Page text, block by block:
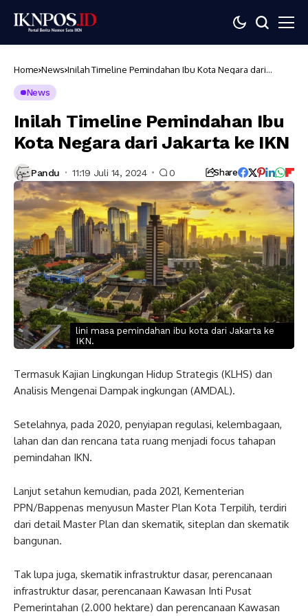
Home News Inilah Timeline Pemindahan Ibu Kota Negara dari
News
Inilah Timeline Pemindahan Ibu
Kota Negara dari Jakarta ke IKN
Pandu 11:19 Juli 14, 2024 0 Share
lini masa pemindahan ibu kota dari Jakarta ke
IKN.
Termasuk Kajian Lingkungan Hidup Strategis (KLHS) dan
Analisis Mengenai Dampak ingkungan (AMDAL).
Setelahnya, pada 2020, penyiapan regulasi, kelembagaan,
lahan dan dan rencana tata ruang menjadi focus tahapan
pemindahan IKN.
Lanjut setahun kemudian, pada 2021, Kementerian
PPN/Bappenas menyusun Master Plan Kota Terpilih, terdiri
dari detail Master Plan dan skematik, siteplan dan skematik
bangunan.
Tak lupa juga, skematik infrastruktur dasar, perencanaan
infrastruktur dasar, perencanaan Kawasan Inti Pusat
Pemerintahan (2.000 hektare) dan perencanaan Kawasan